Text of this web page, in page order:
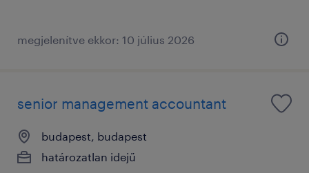
megjelenítve ekkor: 10 július 2026
senior management accountant
budapest, budapest
határozatlan idejű